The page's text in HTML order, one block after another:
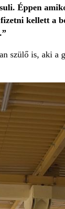
Éppen
kellett a
szülő is, aki a